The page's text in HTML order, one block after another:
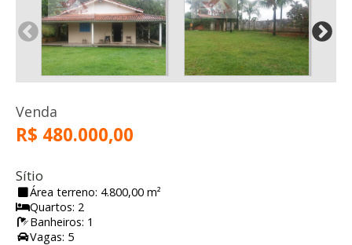
Venda
R$ 480.000,00
Sítio
Área terreno: 4.800,00 m²
Quartos: 2
Banheiros: 1
Vagas: 5